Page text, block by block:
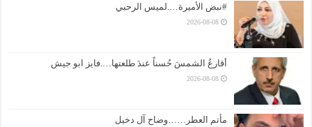
#نبض الأميرة….لميس الرحبي
2026-08-08
أقارعُ الشمسَ حُسناً عندَ طلعتها….فايز ابو جيش
2026-08-08
مأتم العطر……وضاح آل دخيل